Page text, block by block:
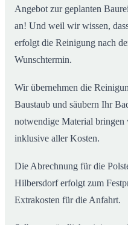
Angebot zur geplanten
an! Und weil wir wissen,
erfolgt die Reinigung nach
Wunschtermin.
Wir übernehmen die
Baustaub und säubern Ihr
notwendige Material bringen
inklusive aller Kosten.
Die Abrechnung für die
Hilbersdorf erfolgt zum
Extrakosten für die Anfahrt.